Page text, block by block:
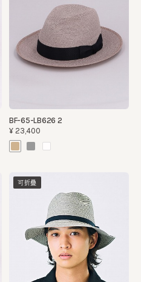
BF-65-LB626 2
¥23,400
可折疊